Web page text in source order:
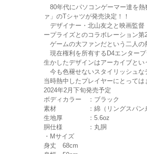
80年代にパソコンゲーマー達を熱
ァ」のTシャツが発売決定！！
デザイナー・北山友之と映画監督
ープライズとのコラボレーション第
ゲームの大ファンだという二人の
現在権利を所有するD4エンター
生かしたデザインはアーカイブと
今も色褪せないスタイリッシュな
当時熱中したプレイヤーにとって
2024年2月下旬発売予定
ボディカラー ：ブラック
素材 ：綿（リングスパン糸
生地厚 ：5.6oz
胴仕様 ：丸胴
・Mサイズ
身丈 68cm